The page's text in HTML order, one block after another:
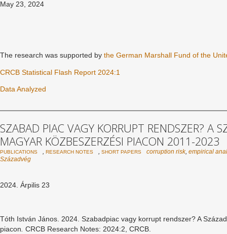
May 23, 2024
The research was supported by the German Marshall Fund of the
CRCB Statistical Flash Report 2024:1
Data Analyzed
SZABAD PIAC VAGY KORRUPT RENDSZER? A
MAGYAR KÖZBESZERZÉSI PIACON 2011-2023
PUBLICATIONS , RESEARCH NOTES , SHORT PAPERS corruption risk, empirical
Századvég
2024. Árpilis 23
Tóth István János. 2024. Szabadpiac vagy korrupt rendszer? A
piacon. CRCB Research Notes: 2024:2, CRCB.